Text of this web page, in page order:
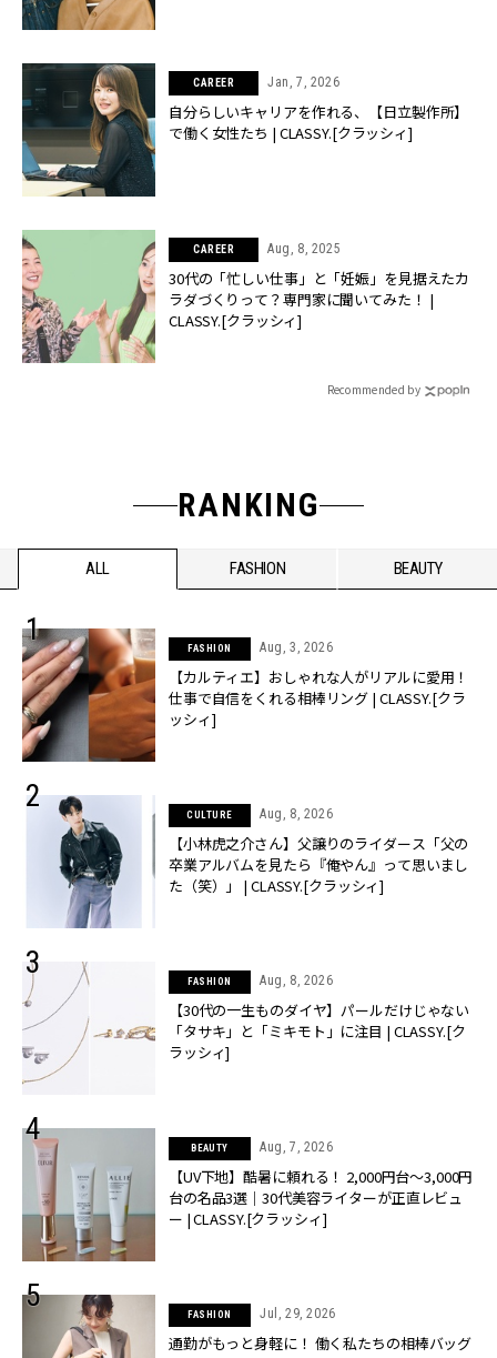
CAREER Jan, 7, 2026
自分らしいキャリアを作れる、【日立製作所】
で働く女性たち | CLASSY.[クラッシィ]
CAREER Aug, 8, 2025
30代の「忙しい仕事」と「妊娠」を見据えたカ
ラダづくりって？専門家に聞いてみた！ |
CLASSY.[クラッシィ]
Recommended by
RANKING
ALL FASHION BEAUTY
FASHION Aug, 3, 2026
【カルティエ】おしゃれな人がリアルに愛用！
仕事で自信をくれる相棒リング | CLASSY.[クラ
ッシィ]
CULTURE Aug, 8, 2026
【小林虎之介さん】父譲りのライダース「父の
卒業アルバムを見たら『俺やん』って思いまし
た（笑）」 | CLASSY.[クラッシィ]
FASHION Aug, 8, 2026
【30代の一生ものダイヤ】パールだけじゃない
「タサキ」と「ミキモト」に注目 | CLASSY.[ク
ラッシィ]
BEAUTY Aug, 7, 2026
【UV下地】酷暑に頼れる！ 2,000円台〜3,000円
台の名品3選｜30代美容ライターが正直レビュ
ー | CLASSY.[クラッシィ]
FASHION Jul, 29, 2026
通勤がもっと身軽に！ 働く私たちの相棒バッグ